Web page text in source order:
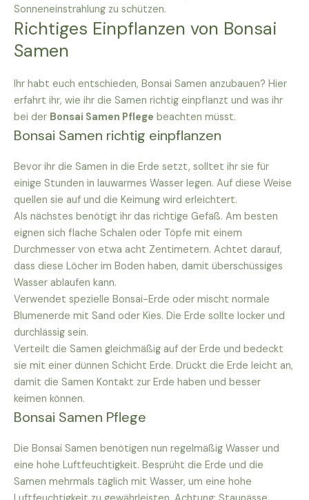
Sonneneinstrahlung zu schützen.
Richtiges Einpflanzen von Bonsai
Samen
Ihr habt euch entschieden, Bonsai Samen anzubauen? Hier
erfahrt ihr, wie ihr die Samen richtig einpflanzt und was ihr
bei der Bonsai Samen Pflege beachten müsst.
Bonsai Samen richtig einpflanzen
Bevor ihr die Samen in die Erde setzt, solltet ihr sie für
einige Stunden in lauwarmes Wasser legen. Auf diese Weise
quellen sie auf und die Keimung wird erleichtert.
Als nächstes benötigt ihr das richtige Gefäß. Am besten
eignen sich flache Schalen oder Töpfe mit einem
Durchmesser von etwa acht Zentimetern. Achtet darauf,
dass diese Löcher im Boden haben, damit überschüssiges
Wasser ablaufen kann.
Verwendet spezielle Bonsai-Erde oder mischt normale
Blumenerde mit Sand oder Kies. Die Erde sollte locker und
durchlässig sein.
Verteilt die Samen gleichmäßig auf der Erde und bedeckt
sie mit einer dünnen Schicht Erde. Drückt die Erde leicht an,
damit die Samen Kontakt zur Erde haben und besser
keimen können.
Bonsai Samen Pflege
Die Bonsai Samen benötigen nun regelmäßig Wasser und
eine hohe Luftfeuchtigkeit. Besprüht die Erde und die
Samen mehrmals täglich mit Wasser, um eine hohe